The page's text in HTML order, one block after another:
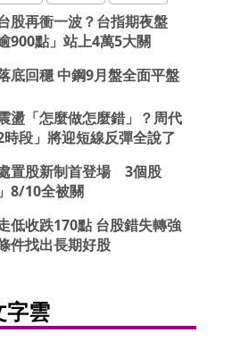
股再衝一波？台指期夜盤
900點」站上4萬5大關
底回穩 中鋼9月盤全面平盤
盪「怎麼做怎麼錯」？周代
段」將迎短線反彈全說了
置股新制首登場 3個股
8/10全被關
低收跌170點 台股錯失轉強
件找出長期好股
字雲